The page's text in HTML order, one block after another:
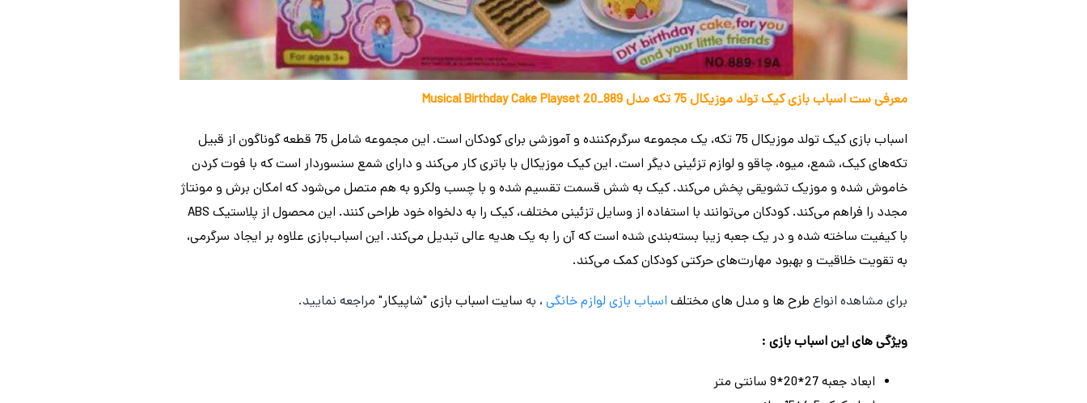
معرفی ست اسباب‌ بازی کیک تولد موزیکال 75 تکه مدل Musical Birthday Cake Playset 20_889
اسباب بازی کیک تولد موزیکال 75 تکه، یک مجموعه سرگرم‌کننده و آموزشی برای کودکان است. این مجموعه شامل 75 قطعه گوناگون از قبیل
تکه‌های کیک، شمع، میوه، چاقو و لوازم تزئینی دیگر است. این کیک موزیکال با باتری کار می‌کند و دارای شمع سنسوردار است که با فوت کردن
خاموش شده و موزیک تشویقی پخش می‌کند. کیک به شش قسمت تقسیم شده و با چسب ولکرو به هم متصل می‌شود که امکان برش و مونتاژ
مجدد را فراهم می‌کند. کودکان می‌توانند با استفاده از وسایل تزئینی مختلف، کیک را به دلخواه خود طراحی کنند. این محصول از پلاستیک ABS
با کیفیت ساخته شده و در یک جعبه زیبا بسته‌بندی شده است که آن را به یک هدیه عالی تبدیل می‌کند. این اسباب‌بازی علاوه بر ایجاد سرگرمی،
به تقویت خلاقیت و بهبود مهارت‌های حرکتی کودکان کمک می‌کند.
برای مشاهده انواع طرح ها و مدل های مختلف اسباب بازی لوازم خانگی ، به سایت اسباب بازی "شاپیکار" مراجعه نمایید.
ویژگی های این اسباب بازی :
ابعاد جعبه 27*20*9 سانتی متر